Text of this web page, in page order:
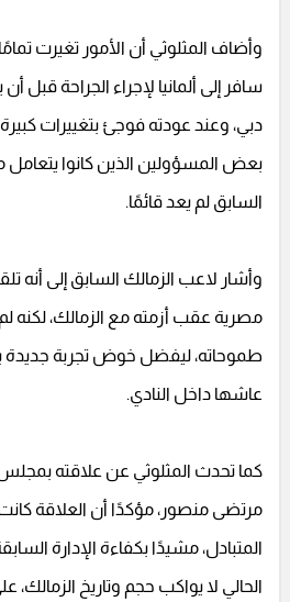
وأضاف المثلوثي أن الأمور تغيرت
سافر إلى ألمانيا لإجراء الجراحة قبل
دبي، وعند عودته فوجئ بتغييرات
بعض المسؤولين الذين كانوا يتعامل
السابق لم يعد قائمًا.
وأشار لاعب الزمالك السابق إلى أنه
مصرية عقب أزمته مع الزمالك، لكنه
طموحاته، ليفضل خوض تجربة جديدة
عاشها داخل النادي.
كما تحدث المثلوثي عن علاقته بمجلس
مرتضى منصور، مؤكدًا أن العلاقة كانت
المتبادل، مشيدًا بكفاءة الإدارة
الحالي لا يواكب حجم وتاريخ